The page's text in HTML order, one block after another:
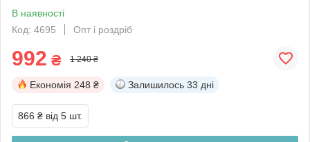
В наявності
Код: 4695
Опт і роздріб
992 ₴ 1 240 ₴
Економія 248 ₴ Залишилось 33 дні
866 ₴ від 5 шт.